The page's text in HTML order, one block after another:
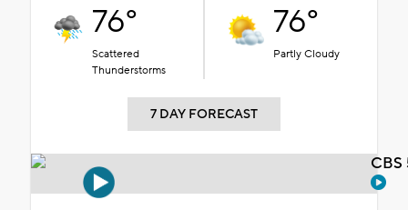
76°
Scattered
Thunderstorms
76°
Partly Cloudy
7 DAY FORECAST